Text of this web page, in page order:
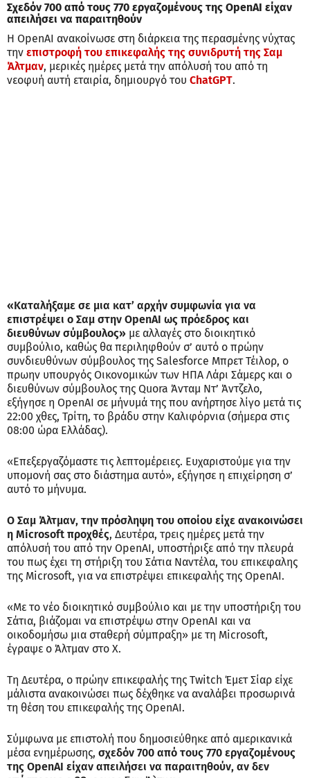
Σχεδόν 700 από τους 770 εργαζομένους της OpenAI είχαν
απειλήσει να παραιτηθούν
Η OpenAI ανακοίνωσε στη διάρκεια της περασμένης νύχτας
την επιστροφή του επικεφαλής της συνιδρυτή της Σαμ
Άλτμαν, μερικές ημέρες μετά την απόλυσή του από τη
νεοφυή αυτή εταιρία, δημιουργό του ChatGPT.
«Καταλήξαμε σε μια κατ’ αρχήν συμφωνία για να
επιστρέψει ο Σαμ στην OpenAI ως πρόεδρος και
διευθύνων σύμβουλος» με αλλαγές στο διοικητικό
συμβούλιο, καθώς θα περιληφθούν σ’ αυτό ο πρώην
συνδιευθύνων σύμβουλος της Salesforce Μπρετ Τέιλορ, ο
πρωην υπουργός Οικονομικών των ΗΠΑ Λάρι Σάμερς και ο
διευθύνων σύμβουλος της Quora Άνταμ Ντ’ Άντζελο,
εξήγησε η OpenAI σε μήνυμά της που ανήρτησε λίγο μετά τις
22:00 χθες, Τρίτη, το βράδυ στην Καλιφόρνια (σήμερα στις
08:00 ώρα Ελλάδας).
«Επεξεργαζόμαστε τις λεπτομέρειες. Ευχαριστούμε για την
υπομονή σας στο διάστημα αυτό», εξήγησε η επιχείρηση σ’
αυτό το μήνυμα.
Ο Σαμ Άλτμαν, την πρόσληψη του οποίου είχε ανακοινώσει
η Microsoft προχθές, Δευτέρα, τρεις ημέρες μετά την
απόλυσή του από την OpenAI, υποστήριξε από την πλευρά
του πως έχει τη στήριξη του Σάτια Ναντέλα, του επικεφαλης
της Microsoft, για να επιστρέψει επικεφαλής της OpenAI.
«Με το νέο διοικητικό συμβούλιο και με την υποστήριξη του
Σάτια, βιάζομαι να επιστρέψω στην OpenAI και να
οικοδομήσω μια σταθερή σύμπραξη» με τη Microsoft,
έγραψε ο Άλτμαν στο X.
Τη Δευτέρα, ο πρώην επικεφαλής της Twitch Έμετ Σίαρ είχε
μάλιστα ανακοινώσει πως δέχθηκε να αναλάβει προσωρινά
τη θέση του επικεφαλής της OpenAI.
Σύμφωνα με επιστολή που δημοσιεύθηκε από αμερικανικά
μέσα ενημέρωσης, σχεδόν 700 από τους 770 εργαζομένους
της OpenAI είχαν απειλήσει να παραιτηθούν, αν δεν